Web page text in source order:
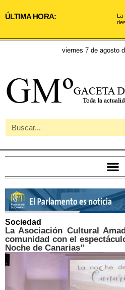
ÚLTIMA HORA:
La
viernes 7 de agosto
Sociedad
La Asociación Cultural
comunidad con el
Noche de Canarias”